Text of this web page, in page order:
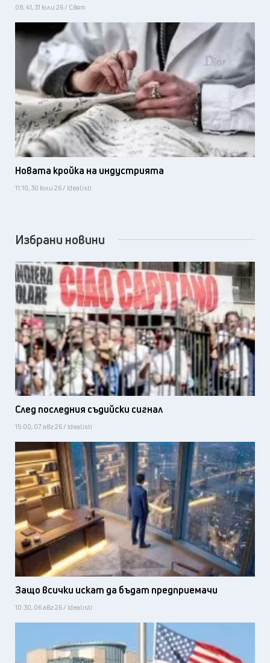
08:41, 31 юли 26 / Свят
Новата кройка на индустрията
11:10, 30 юли 26 / Idealisti
Избрани новини
След последния съдийски сигнал
15:00, 07 авг 26 / Idealisti
Защо всички искат да бъдат предприемачи
10:30, 06 авг 26 / Idealisti